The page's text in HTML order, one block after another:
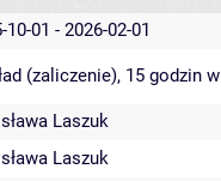
10-01 - 2026-02-01
(zaliczenie), 15 godzin
Laszuk
Laszuk